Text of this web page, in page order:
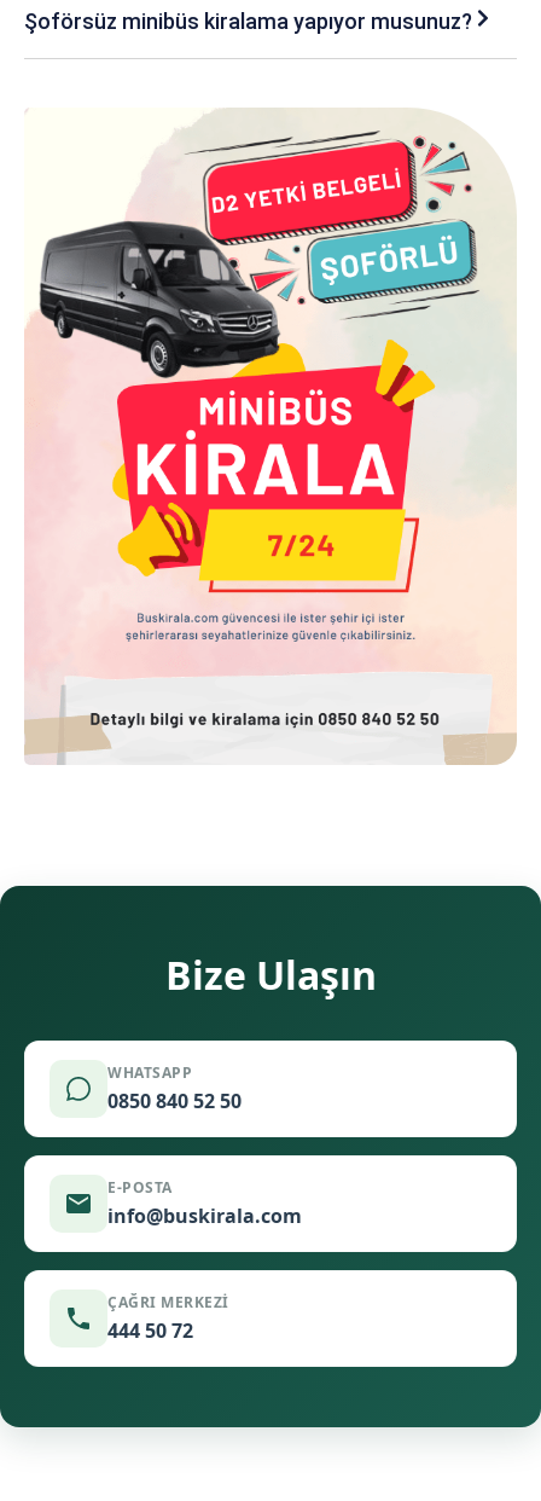
Şoförsüz minibüs kiralama yapıyor musunuz?
Bize Ulaşın
WHATSAPP
0850 840 52 50
E-POSTA
info@buskirala.com
ÇAĞRI MERKEZI
444 50 72